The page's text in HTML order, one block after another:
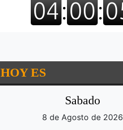
HOY ES
Sabado
8 de Agosto de 2026